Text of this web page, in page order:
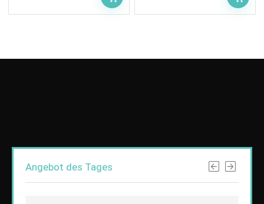
Angebot des Tages